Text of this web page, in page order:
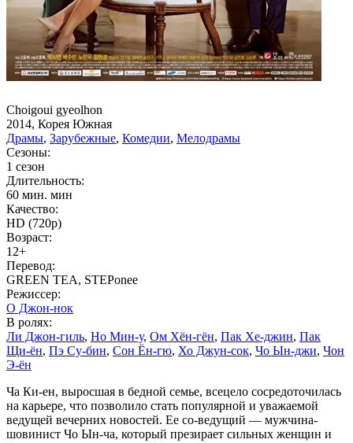
Choigoui gyeolhon
2014, Корея Южная
Драмы, Зарубежные, Комедии, Мелодрамы
Сезоны:
1 сезон
Длительность:
60 мин. мин
Качество:
HD (720p)
Возраст:
12+
Перевод:
GREEN TEA, STEPonee
Режиссер:
О Джон-нок
В ролях:
Ли Джон-гиль, Но Мин-у, Ом Хён-гён, Пак Хе-джин, Пак
Щи-ён, Пэ Су-бин, Сон Ён-гю, Хо Джун-сок, Чо Ын-джи, Чон
Э-ён
Ча Ки-ен, выросшая в бедной семье, всецело сосредоточилась
на карьере, что позволило стать популярной и уважаемой
ведущей вечерних новостей. Ее со-ведущий — мужчина-
шовинист Чо Ын-ча, который презирает сильных женщин и